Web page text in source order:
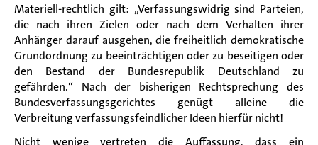
Materiell-rechtlich gilt: „Verfassungswidrig sind Parteien,
die nach ihren Zielen oder nach dem Verhalten ihrer
Anhänger darauf ausgehen, die freiheitlich demokratische
Grundordnung zu beeinträchtigen oder zu beseitigen oder
den Bestand der Bundesrepublik Deutschland zu
gefährden.“ Nach der bisherigen Rechtsprechung des
Bundesverfassungsgerichtes genügt alleine die
Verbreitung verfassungsfeindlicher Ideen hierfür nicht!
Nicht wenige vertreten die Auffassung, dass ein